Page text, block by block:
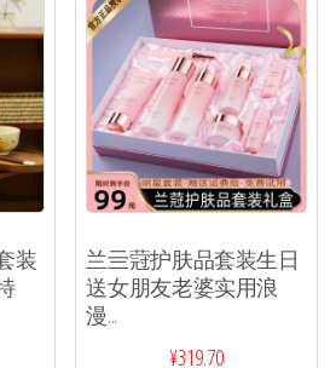
装
兰亖蒄护肤品套装生日
送女朋友老婆实用浪
漫...
¥319.70